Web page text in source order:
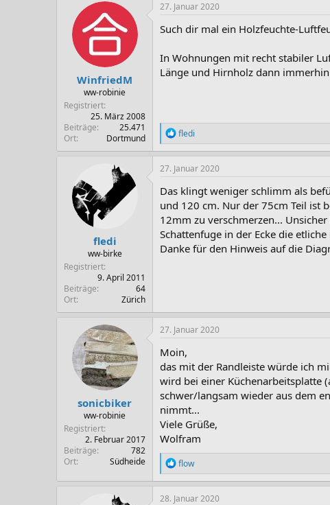
WinfriedM
ww-robinie
Registriert
25. März 2008
Beiträge
25.471
Ort
Dortmund
27. Januar 2020
Such dir mal ein Holzfeuchte-
In Wohnungen mit recht stabiler
Länge und Hirnholz dann
R
e
a
k
o
e
n
:
fledi
fledi
ww-birke
Registriert
9. April 2011
Beiträge
64
Ort
Zürich
27. Januar 2020
Das klingt weniger schlimm als
und 120 cm. Nur der 75cm Teil ist
12mm zu verschmerzen...
Schattenfuge in der Ecke die
Danke für den Hinweis auf die
sonicbiker
ww-robinie
Registriert
2. Februar 2017
Beiträge
782
Ort
Südheide
27. Januar 2020
Moin,
das mit der Randleiste würde ich
wird bei einer Küchenarbeitsplatte
schwer/langsam wieder aus dem
nimmt...
Viele Grüße,
Wolfram
R
e
a
k
flow
28. Januar 2020